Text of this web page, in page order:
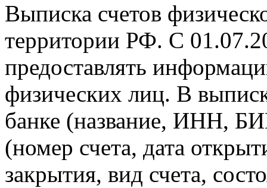
Выписка счетов
территории РФ. С
предоставлять
физических лиц. В
банке (название, ИНН,
(номер счета, дата
закрытия, вид счета,